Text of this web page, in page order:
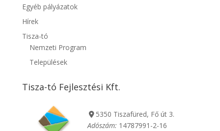
Egyéb pályázatok
Hírek
Tisza-tó
Nemzeti Program
Települések
Tisza-tó Fejlesztési Kft.
5350 Tiszafüred, Fő út 3.
Adószám: 14787991-2-16